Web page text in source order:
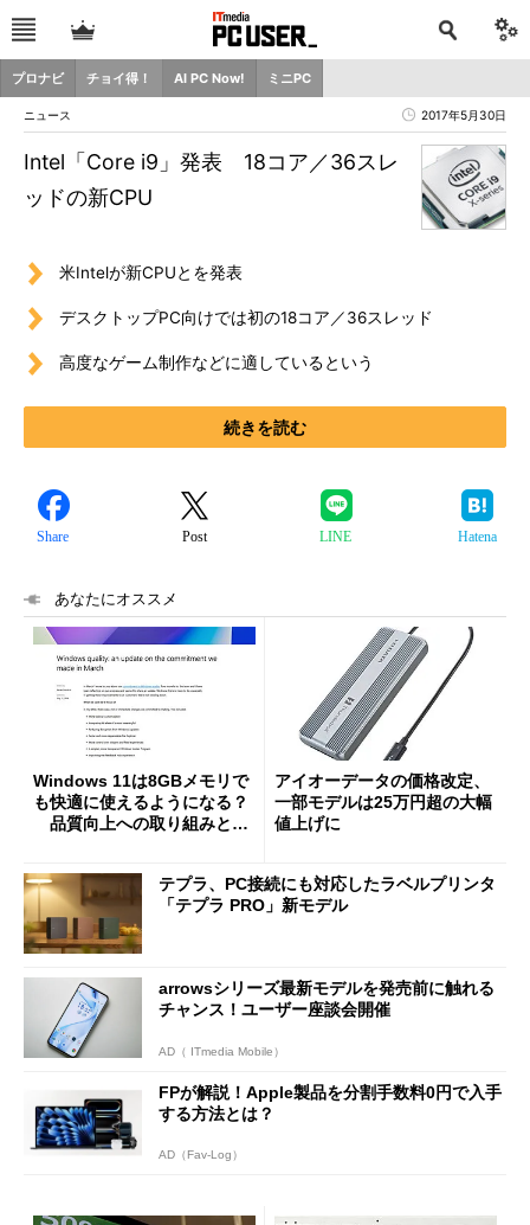
プロナビ チョイ得！ AI PC Now! ミニPC
ニュース 2017年5月30日
Intel「Core i9」発表 18コア／36スレ
ッドの新CPU
米Intelが新CPUとを発表
デスクトップPC向けでは初の18コア／36スレッド
高度なゲーム制作などに適しているという
続きを読む
Share Post LINE Hatena
あなたにオススメ
Windows 11は8GBメモリで
も快適に使えるようになる？
品質向上への取り組みと
アイオーデータの価格改定、
一部モデルは25万円超の大幅
値上げに
テプラ、PC接続にも対応したラベルプリンタ
「テプラ PRO」新モデル
arrowsシリーズ最新モデルを発売前に触れる
チャンス！ユーザー座談会開催
AD（ ITmedia Mobile）
FPが解説！Apple製品を分割手数料0円で入手
する方法とは？
AD（Fav-Log）